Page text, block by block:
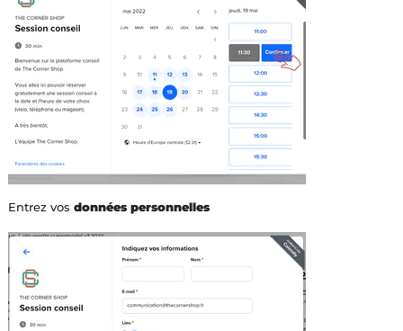
Entrez vos données personnelles